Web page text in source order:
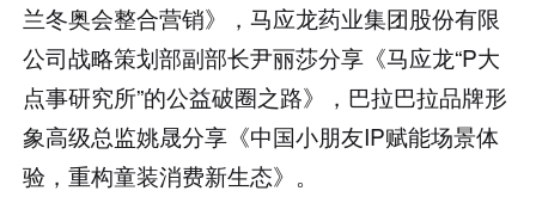
兰冬奥会整合营销》，马应龙药业集团股份有限
公司战略策划部副部长尹丽莎分享《马应龙“P大
点事研究所”的公益破圈之路》，巴拉巴拉品牌形
象高级总监姚晟分享《中国小朋友IP赋能场景体
验，重构童装消费新生态》。